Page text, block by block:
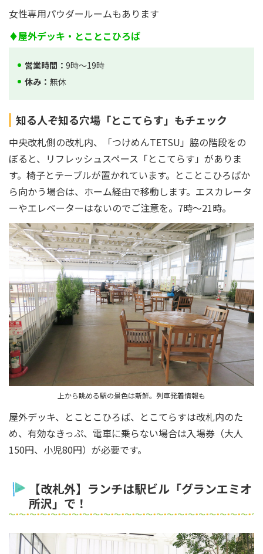
女性専用パウダールームもあります
♦屋外デッキ・とことこひろば
営業時間： 9時～19時
休み： 無休
知る人ぞ知る穴場「とこてらす」もチェック
中央改札側の改札内、「つけめんTETSU」脇の階段をの
ぼると、リフレッシュスペース「とこてらす」がありま
す。椅子とテーブルが置かれています。とことこひろばか
ら向かう場合は、ホーム経由で移動します。エスカレータ
ーやエレベーターはないのでご注意を。7時～21時。
上から眺める駅の景色は新鮮。列車発着情報も
屋外デッキ、とことこひろば、とこてらすは改札内のた
め、有効なきっぷ、電車に乗らない場合は入場券（大人
150円、小児80円）が必要です。
【改札外】ランチは駅ビル「グランエミオ
所沢」で！